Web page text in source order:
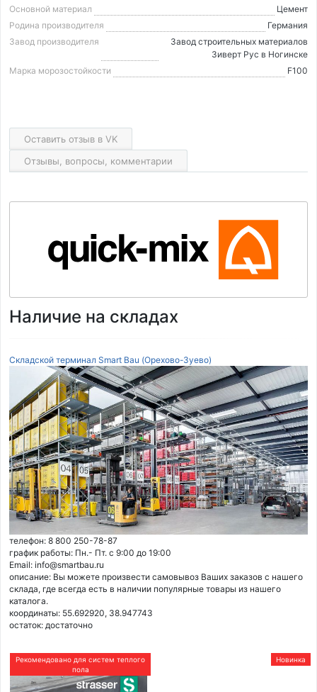
Основной материал
Цемент
Родина производителя
Германия
Завод производителя
Завод строительных материалов
Зиверт Рус в Ногинске
Марка морозостойкости
F100
Оставить отзыв в VK
Отзывы, вопросы, комментарии
Наличие на складах
Складской терминал Smart Bau (Орехово-Зуево)
телефон: 8 800 250-78-87
график работы: Пн.- Пт. с 9:00 до 19:00
Email: info@smartbau.ru
описание: Вы можете произвести самовывоз Ваших заказов с нашего
склада, где всегда есть в наличии популярные товары из нашего
каталога.
координаты: 55.692920, 38.947743
остаток: достаточно
Рекомендовано для систем теплого
пола
Новинка